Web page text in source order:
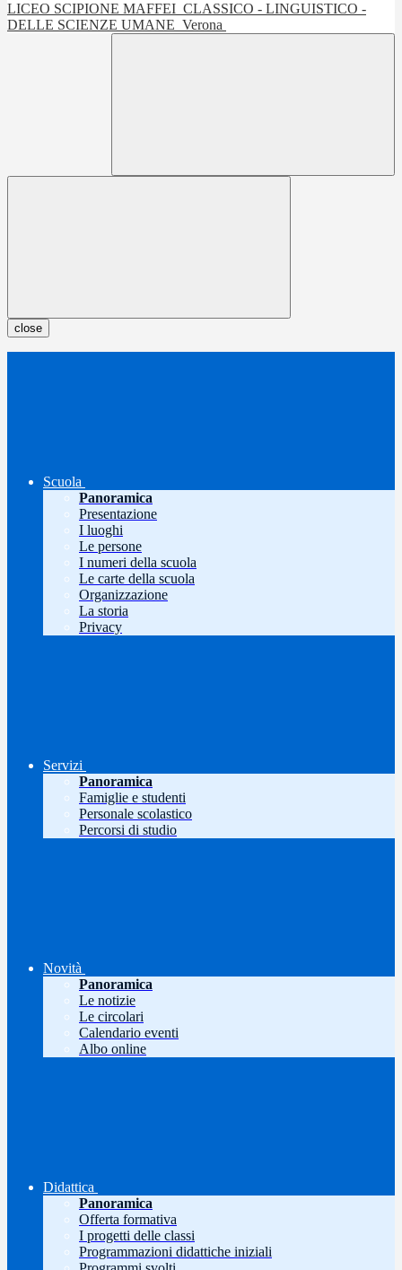
LICEO SCIPIONE MAFFEI CLASSICO - LINGUISTICO -
DELLE SCIENZE UMANE Verona
close
Scuola
Panoramica
Presentazione
I luoghi
Le persone
I numeri della scuola
Le carte della scuola
Organizzazione
La storia
Privacy
Servizi
Panoramica
Famiglie e studenti
Personale scolastico
Percorsi di studio
Novità
Panoramica
Le notizie
Le circolari
Calendario eventi
Albo online
Didattica
Panoramica
Offerta formativa
I progetti delle classi
Programmazioni didattiche iniziali